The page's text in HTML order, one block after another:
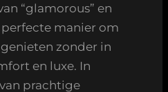
“glamorous” en
perfecte manier om
zonder in
en luxe. In
prachtige